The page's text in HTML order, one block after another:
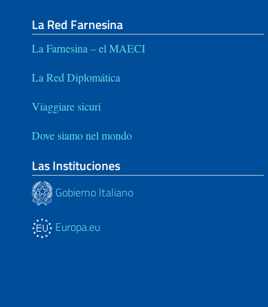
La Red Farnesina
La Farnesina – el MAECI
La Red Diplomática
Viaggiare sicuri
Dove siamo nel mondo
Las Instituciones
Gobierno Italiano
Europa.eu